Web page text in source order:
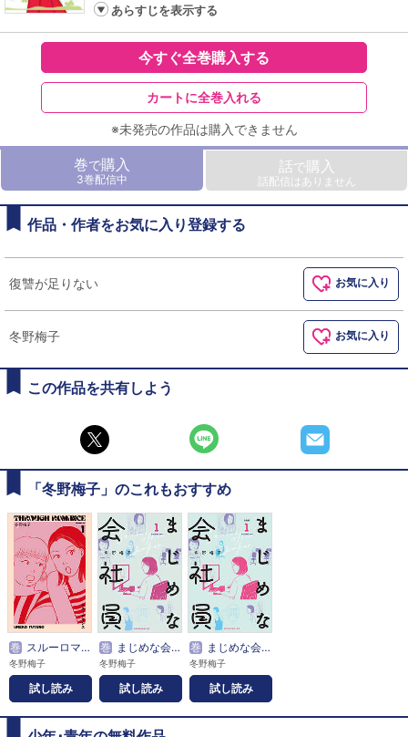
あらすじを表示する
今すぐ全巻購入する
カートに全巻入れる
※未発売の作品は購入できません
巻で購入
3巻配信中
話で購入
話配信はありません
作品・作者をお気に入り登録する
復讐が足りない お気に入り
冬野梅子 お気に入り
この作品を共有しよう
「冬野梅子」のこれもおすすめ
巻 スルーロマンス
冬野梅子
試し読み
巻 まじめな会社員
冬野梅子
試し読み
巻 まじめな会社員 分冊版
冬野梅子
試し読み